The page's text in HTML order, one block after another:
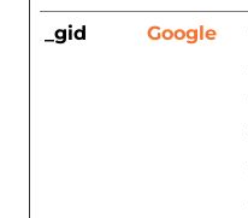
_gid Google